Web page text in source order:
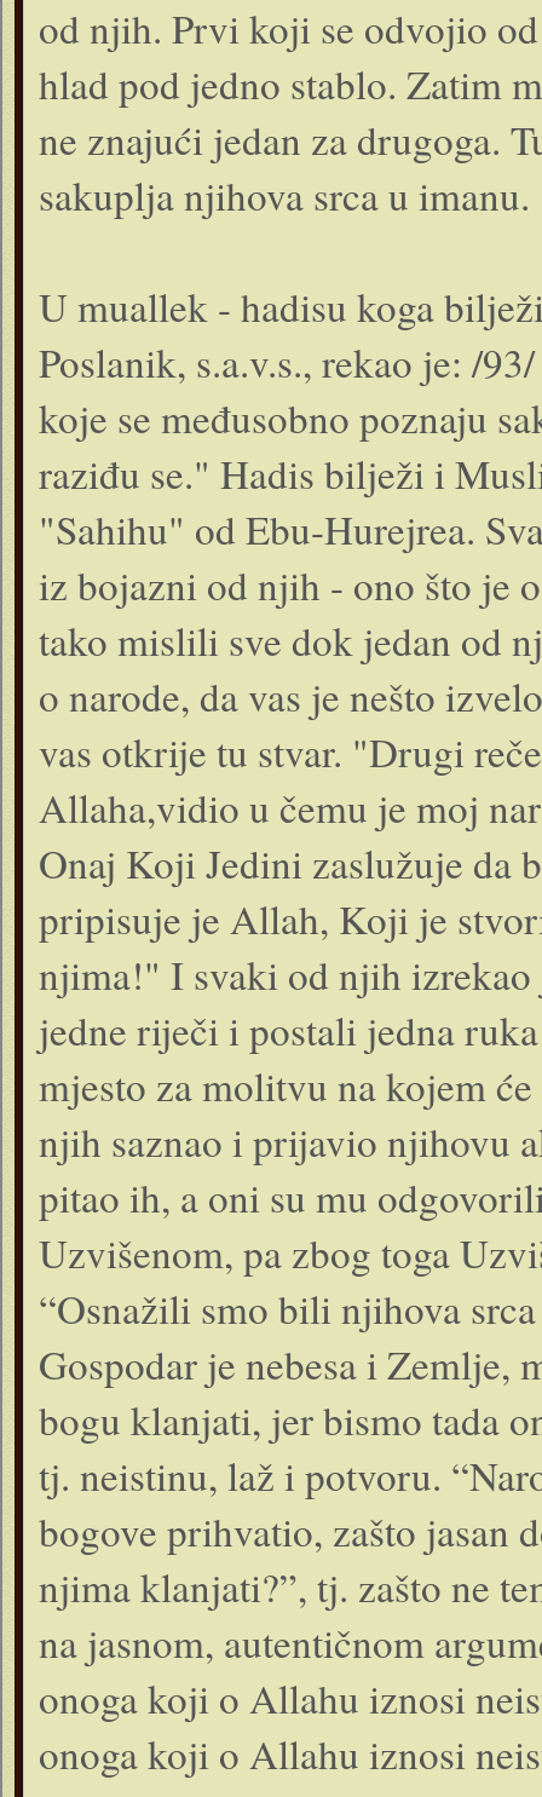
od njih. Prvi koji se odvojio
hlad pod jedno stablo. Zatim
ne znajući jedan za drugoga.
sakuplja njihova srca u imanu.
U muallek - hadisu koga
Poslanik, s.a.v.s., rekao je: /
koje se međusobno poznaju
raziđu se." Hadis bilježi i
"Sahihu" od Ebu-Hurejrea.
iz bojazni od njih - ono što je
tako mislili sve dok jedan od
o narode, da vas je nešto
vas otkrije tu stvar. "Drugi
Allaha,vidio u čemu je moj
Onaj Koji Jedini zaslužuje da
pripisuje je Allah, Koji je
njima!" I svaki od njih izrekao
jedne riječi i postali jedna
mjesto za molitvu na kojem
njih saznao i prijavio njihovu
pitao ih, a oni su mu
Uzvišenom, pa zbog toga
“Osnažili smo bili njihova
Gospodar je nebesa i Zemlje,
bogu klanjati, jer bismo tada
tj. neistinu, laž i potvoru.
bogove prihvatio, zašto jasan
njima klanjati?”, tj. zašto ne
na jasnom, autentičnom
onoga koji o Allahu iznosi
onoga koji o Allahu iznosi